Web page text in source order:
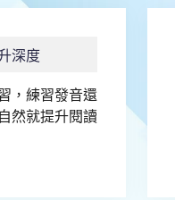
深度
，練習發音還
然就提升閱讀